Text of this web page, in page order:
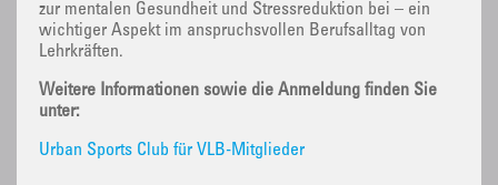
zur mentalen Gesundheit und Stressreduktion bei – ein
wichtiger Aspekt im anspruchsvollen Berufsalltag von
Lehrkräften.
Weitere Informationen sowie die Anmeldung finden Sie
unter:
Urban Sports Club für VLB-Mitglieder